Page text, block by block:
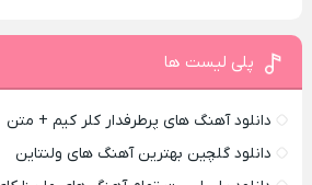
پلی لیست ها
دانلود آهنگ های پرطرفدار کلر کیم + متن
دانلود گلچین بهترین آهنگ های ولنتاین